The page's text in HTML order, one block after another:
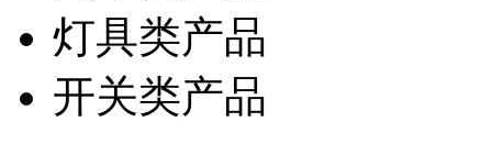
灯具类产品
开关类产品